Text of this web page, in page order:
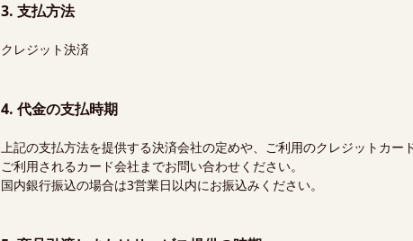
3. 支払方法
クレジット決済
4. 代金の支払時期
上記の支払方法を提供する決済会社の定めや、ご利用のクレジットカー
ご利用されるカード会社までお問い合わせください。
国内銀行振込の場合は3営業日以内にお振込みください。